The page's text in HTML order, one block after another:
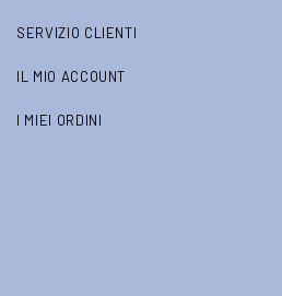
SERVIZIO CLIENTI
IL MIO ACCOUNT
I MIEI ORDINI